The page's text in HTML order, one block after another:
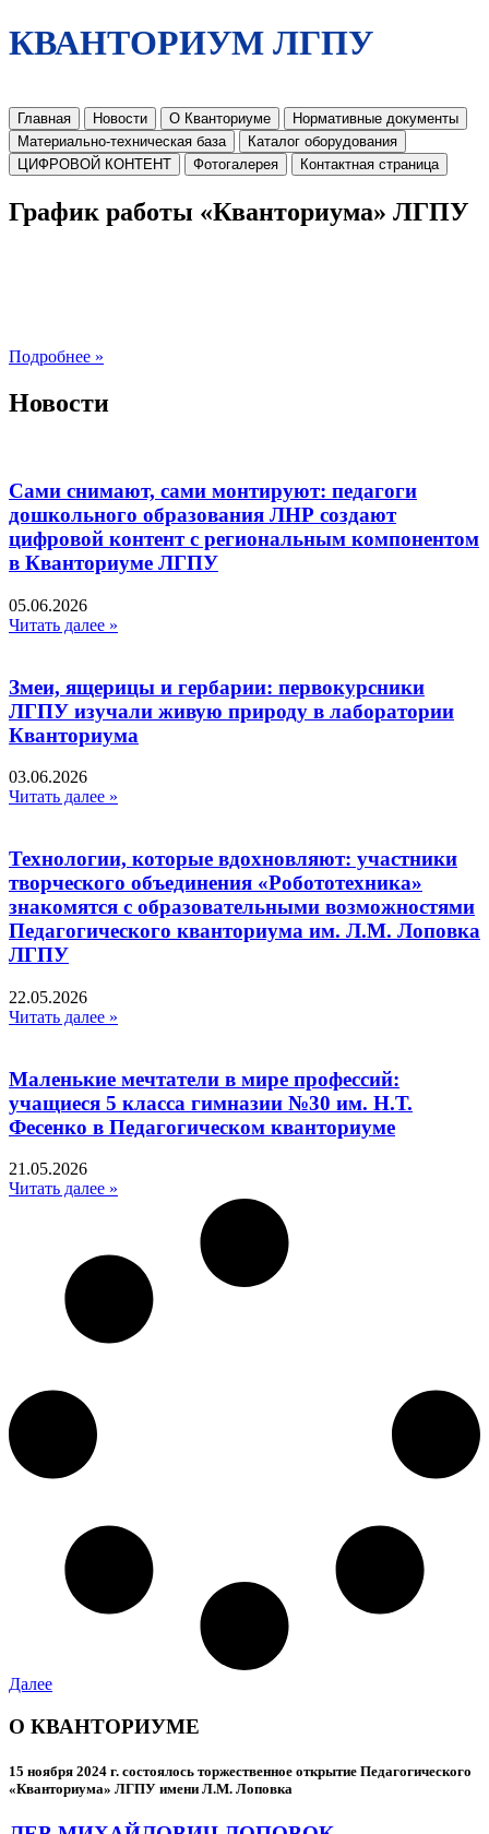
КВАНТОРИУМ ЛГПУ
Главная Новости О Кванториуме
Нормативные документы
Материально-техническая база
Каталог оборудования
ЦИФРОВОЙ КОНТЕНТ
Фотогалерея Контактная страница
График работы «Кванториума» ЛГПУ
Подробнее »
Новости
Сами снимают, сами монтируют: педагоги
дошкольного образования ЛНР создают
цифровой контент с региональным компонентом
в Кванториуме ЛГПУ​
05.06.2026
Читать далее »
Змеи, ящерицы и гербарии: первокурсники
ЛГПУ изучали живую природу в лаборатории
Кванториума
03.06.2026
Читать далее »
Технологии, которые вдохновляют: участники
творческого объединения «Робототехника»
знакомятся с образовательными возможностями
Педагогического кванториума им. Л.М. Лоповка
ЛГПУ
22.05.2026
Читать далее »
Маленькие мечтатели в мире профессий:
учащиеся 5 класса гимназии №30 им. Н.Т.
Фесенко в Педагогическом кванториуме
21.05.2026
Читать далее »
Далее
О КВАНТОРИУМЕ
15 ноября 2024 г. состоялось торжественное открытие Педагогического
«Кванториума» ЛГПУ имени Л.М. Лоповка